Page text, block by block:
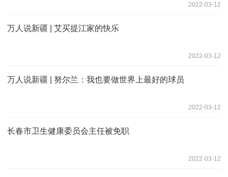
2022-03-12
万人说新疆 | 艾买提江家的快乐
2022-03-12
万人说新疆 | 努尔兰：我也要做世界上最好的球员
2022-03-12
长春市卫生健康委员会主任被免职
2022-03-12